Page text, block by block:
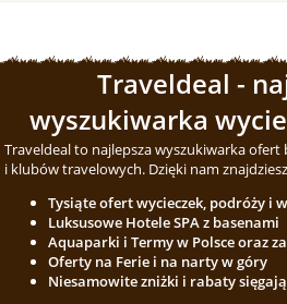
Traveldeal -
wyszukiwarka
Traveldeal to najlepsza wyszukiwarka
i klubów travelowych. Dzięki nam
Tysiąte ofert wycieczek, podróży i
Luksusowe Hotele SPA z basenami
Aquaparki i Termy w Polsce oraz
Oferty na Ferie i na narty w góry
Niesamowite zniżki i rabaty